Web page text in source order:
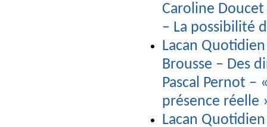
Caroline Doucet
– La possibilité
Lacan
Brousse – Des
Pascal Pernot –
présence réelle
Lacan